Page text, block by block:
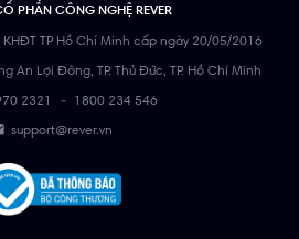
PHẦN CÔNG NGHỆ REVER
TP Hồ Chí Minh cấp ngày 20/05/2016
An Lợi Đông, TP. Thủ Đức, TP. Hồ Chí Minh
2321 - 1800 234 546
support@rever.vn